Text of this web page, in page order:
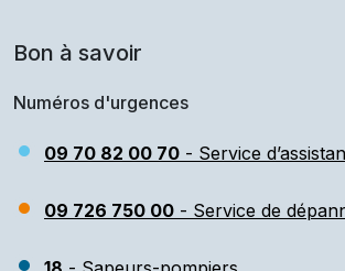
Bon à savoir
Numéros d'urgences
09 70 82 00 70 - Service
09 726 750 00 - Service de